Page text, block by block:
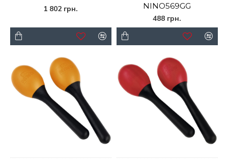
1 802 грн.
NINO569GG
488 грн.